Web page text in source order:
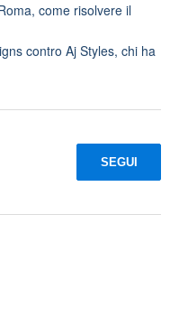
come risolvere il
contro Aj Styles, chi ha
SEGUI